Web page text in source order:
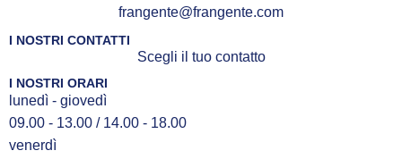
frangente@frangente.com
I NOSTRI CONTATTI
Scegli il tuo contatto
I NOSTRI ORARI
lunedì - giovedì
09.00 - 13.00 / 14.00 - 18.00
venerdì